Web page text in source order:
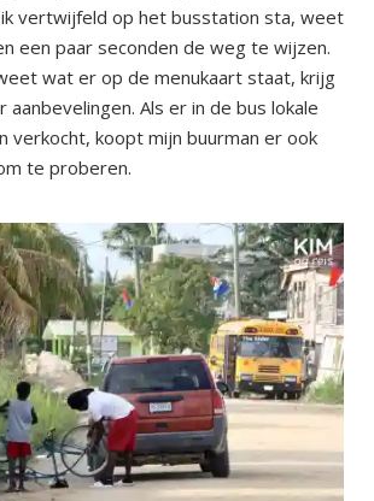
ik vertwijfeld op het busstation sta, weet
een paar seconden de weg te wijzen.
wat er op de menukaart staat, krijg
aanbevelingen. Als er in de bus lokale
verkocht, koopt mijn buurman er ook
te proberen.